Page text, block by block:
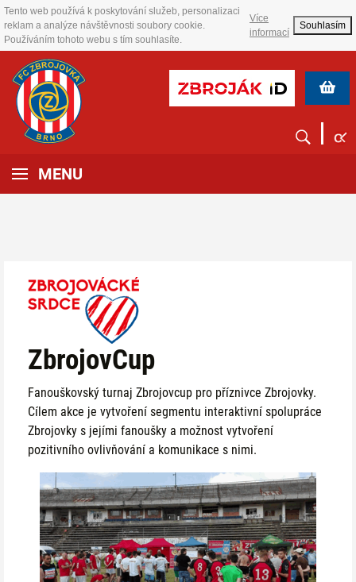
Tento web používá k poskytování služeb, personalizaci
reklam a analýze návštěvnosti soubory cookie.
Používáním tohoto webu s tím souhlasíte.
Více
informací
Souhlasím
MENU
ZbrojovCup
Fanouškovský turnaj Zbrojovcup pro příznivce Zbrojovky.
Cílem akce je vytvoření segmentu interaktivní spolupráce
Zbrojovky s jejími fanoušky a možnost vytvoření
pozitivního ovlivňování a komunikace s nimi.